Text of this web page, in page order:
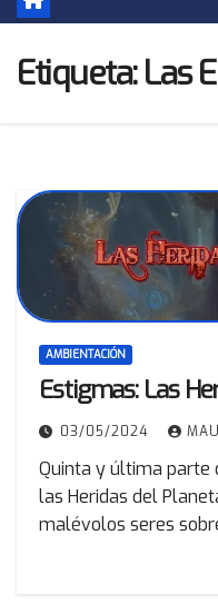
Etiqueta:Las
AMBIENTACIÓN
Estigmas: Las
03/05/2024
Quinta y última parte
las Heridas del
malévolos seres